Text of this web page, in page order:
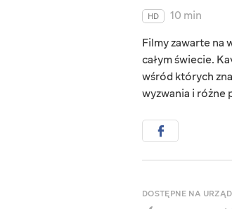
HD
10 min
Filmy zawarte na
całym świecie.
wśród których
wyzwania i różne
DOSTĘPNE NA